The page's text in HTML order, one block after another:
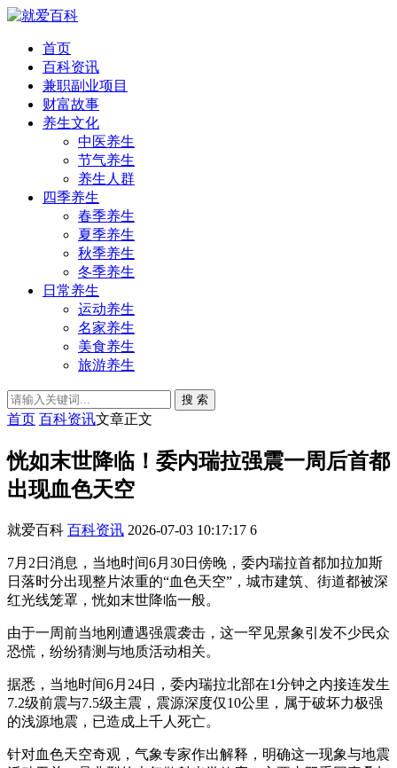
首页
百科资讯
兼职副业项目
财富故事
养生文化
中医养生
节气养生
养生人群
四季养生
春季养生
夏季养生
秋季养生
冬季养生
日常养生
运动养生
名家养生
美食养生
旅游养生
搜 索
首页 百科资讯文章正文
恍如末世降临！委内瑞拉强震一周后首都
出现血色天空
就爱百科 百科资讯 2026-07-03 10:17:17 6
7月2日消息，当地时间6月30日傍晚，委内瑞拉首都加拉加斯
日落时分出现整片浓重的“血色天空”，城市建筑、街道都被深
红光线笼罩，恍如末世降临一般。
由于一周前当地刚遭遇强震袭击，这一罕见景象引发不少民众
恐慌，纷纷猜测与地质活动相关。
据悉，当地时间6月24日，委内瑞拉北部在1分钟之内接连发生
7.2级前震与7.5级主震，震源深度仅10公里，属于破坏力极强
的浅源地震，已造成上千人死亡。
针对血色天空奇观，气象专家作出解释，明确这一现象与地震